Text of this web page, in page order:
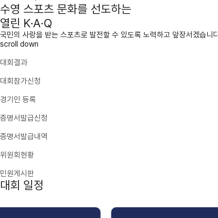
수영 스포츠 문화를 선도하는
열린 K·A·Q
국민의 사랑을 받는 스포츠로 발전할 수 있도록 노력하고 앞장서겠습니
scroll down
대회결과
대회참가신청
경기인 등록
증명서발급신청
증명서발급내역
위원회현황
민원게시판
대회 일정